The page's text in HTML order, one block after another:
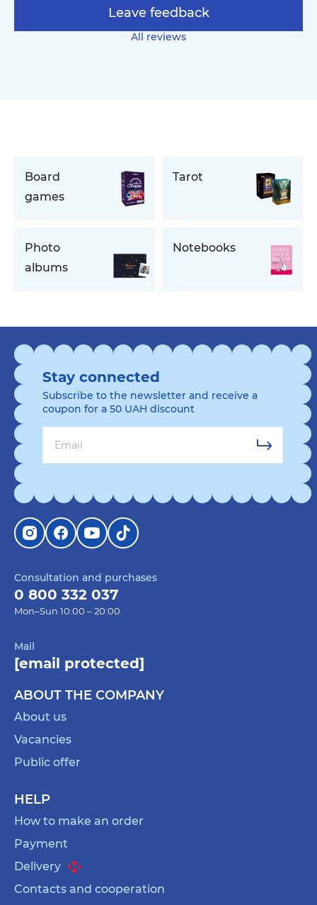
All reviews
Leave feedback
Board
games
Tarot
Photo
albums
Notebooks
Consultation and purchases
0 800 332 037
Mon–Sun 10:00 – 20:00
Mail
[email protected]
ABOUT THE COMPANY
About us
Vacancies
Public offer
HELP
How to make an order
Payment
Delivery
Contacts and cooperation
Stay connected
Subscribe to the newsletter and receive a
coupon for a 50 UAH discount